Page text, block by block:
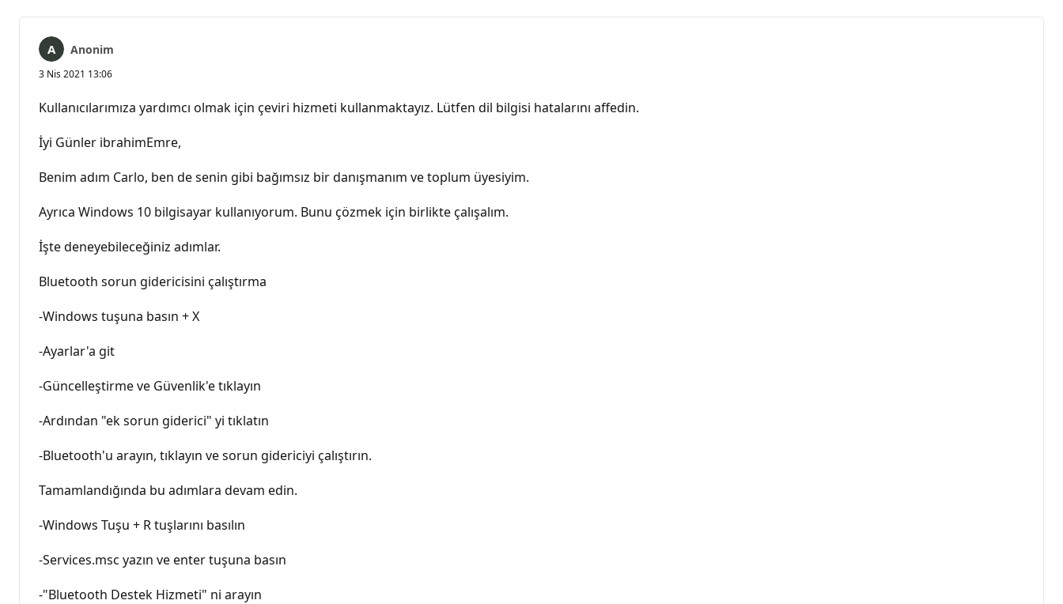
Anonim
3 Nis 2021 13:06
Kullanıcılarımıza yardımcı olmak için çeviri hizmeti kullanmaktayız. Lütfen dil bilgisi hatalarını affedin.
İyi Günler ibrahimEmre,
Benim adım Carlo, ben de senin gibi bağımsız bir danışmanım ve toplum üyesiyim.
Ayrıca Windows 10 bilgisayar kullanıyorum. Bunu çözmek için birlikte çalışalım.
İşte deneyebileceğiniz adımlar.
Bluetooth sorun gidericisini çalıştırma
-Windows tuşuna basın + X
-Ayarlar'a git
-Güncelleştirme ve Güvenlik'e tıklayın
-Ardından "ek sorun giderici" yi tıklatın
-Bluetooth'u arayın, tıklayın ve sorun gidericiyi çalıştırın.
Tamamlandığında bu adımlara devam edin.
-Windows Tuşu + R tuşlarını basılın
-Services.msc yazın ve enter tuşuna basın
-"Bluetooth Destek Hizmeti" ni arayın